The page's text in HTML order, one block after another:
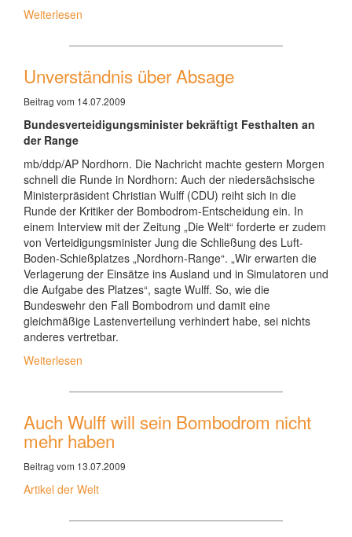
Weiterlesen
Unverständnis über Absage
Beitrag vom 14.07.2009
Bundesverteidigungsminister bekräftigt Festhalten an
der Range
mb/ddp/AP Nordhorn. Die Nachricht machte gestern Morgen
schnell die Runde in Nordhorn: Auch der niedersächsische
Ministerpräsident Christian Wulff (CDU) reiht sich in die
Runde der Kritiker der Bombodrom-Entscheidung ein. In
einem Interview mit der Zeitung „Die Welt“ forderte er zudem
von Verteidigungsminister Jung die Schließung des Luft-
Boden-Schießplatzes „Nordhorn-Range“. „Wir erwarten die
Verlagerung der Einsätze ins Ausland und in Simulatoren und
die Aufgabe des Platzes“, sagte Wulff. So, wie die
Bundeswehr den Fall Bombodrom und damit eine
gleichmäßige Lastenverteilung verhindert habe, sei nichts
anderes vertretbar.
Weiterlesen
Auch Wulff will sein Bombodrom nicht
mehr haben
Beitrag vom 13.07.2009
Artikel der Welt